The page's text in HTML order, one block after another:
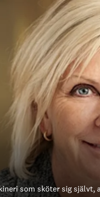
som sköter sig självt,